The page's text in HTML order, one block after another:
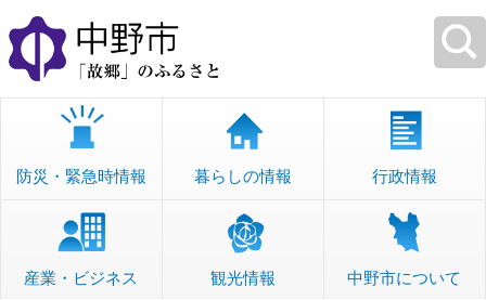
本
文
へ
移
防災・緊急時情報 暮らしの情報 行政情報
産業・ビジネス 観光情報 中野市について